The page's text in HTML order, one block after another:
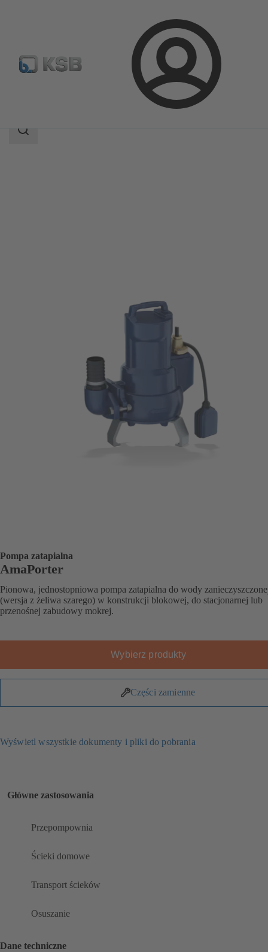
Login
Katalog produktów AmaPorter
Zakres
Pompa zatapialna
AmaPorter
Pionowa, jednostopniowa pompa zatapialna do wody
(wersja z żeliwa szarego) w konstrukcji blokowej, do stacjonarnej lub
przenośnej zabudowy mokrej.
Wybierz produkty
Części zamienne
Wyświetl wszystkie dokumenty i pliki do pobrania
Główne zastosowania
Przepompownia
Ścieki domowe
Transport ścieków
Osuszanie
Dane techniczne